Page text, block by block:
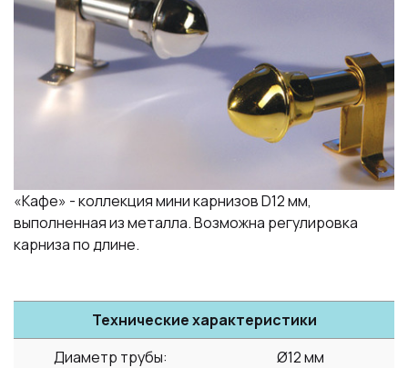
«Кафе» - коллекция мини карнизов D12 мм,
выполненная из металла. Возможна регулировка
карниза по длине.
Технические характеристики
Диаметр трубы:
Ø12 мм